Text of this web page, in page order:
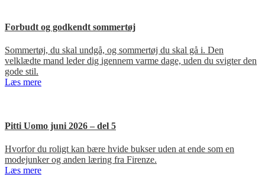
Forbudt og godkendt sommertøj
Sommertøj, du skal undgå, og sommertøj du skal gå i. Den
velklædte mand leder dig igennem varme dage, uden du svigter den
gode stil.
Læs mere
Pitti Uomo juni 2026 – del 5
Hvorfor du roligt kan bære hvide bukser uden at ende som en
modejunker og anden læring fra Firenze.
Læs mere